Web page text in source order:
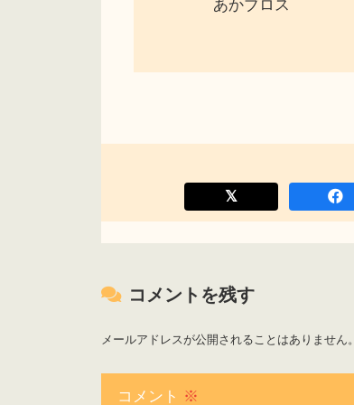
あかブロス
コメントを残す
メールアドレスが公開されることはありません。
コメント ※